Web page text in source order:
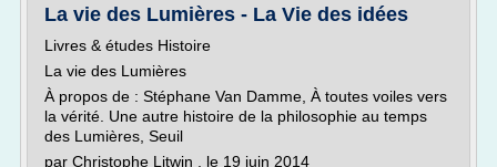
La vie des Lumières - La Vie des idées
Livres & études Histoire
La vie des Lumières
À propos de : Stéphane Van Damme, À toutes voiles vers
la vérité. Une autre histoire de la philosophie au temps
des Lumières, Seuil
par Christophe Litwin , le 19 juin 2014